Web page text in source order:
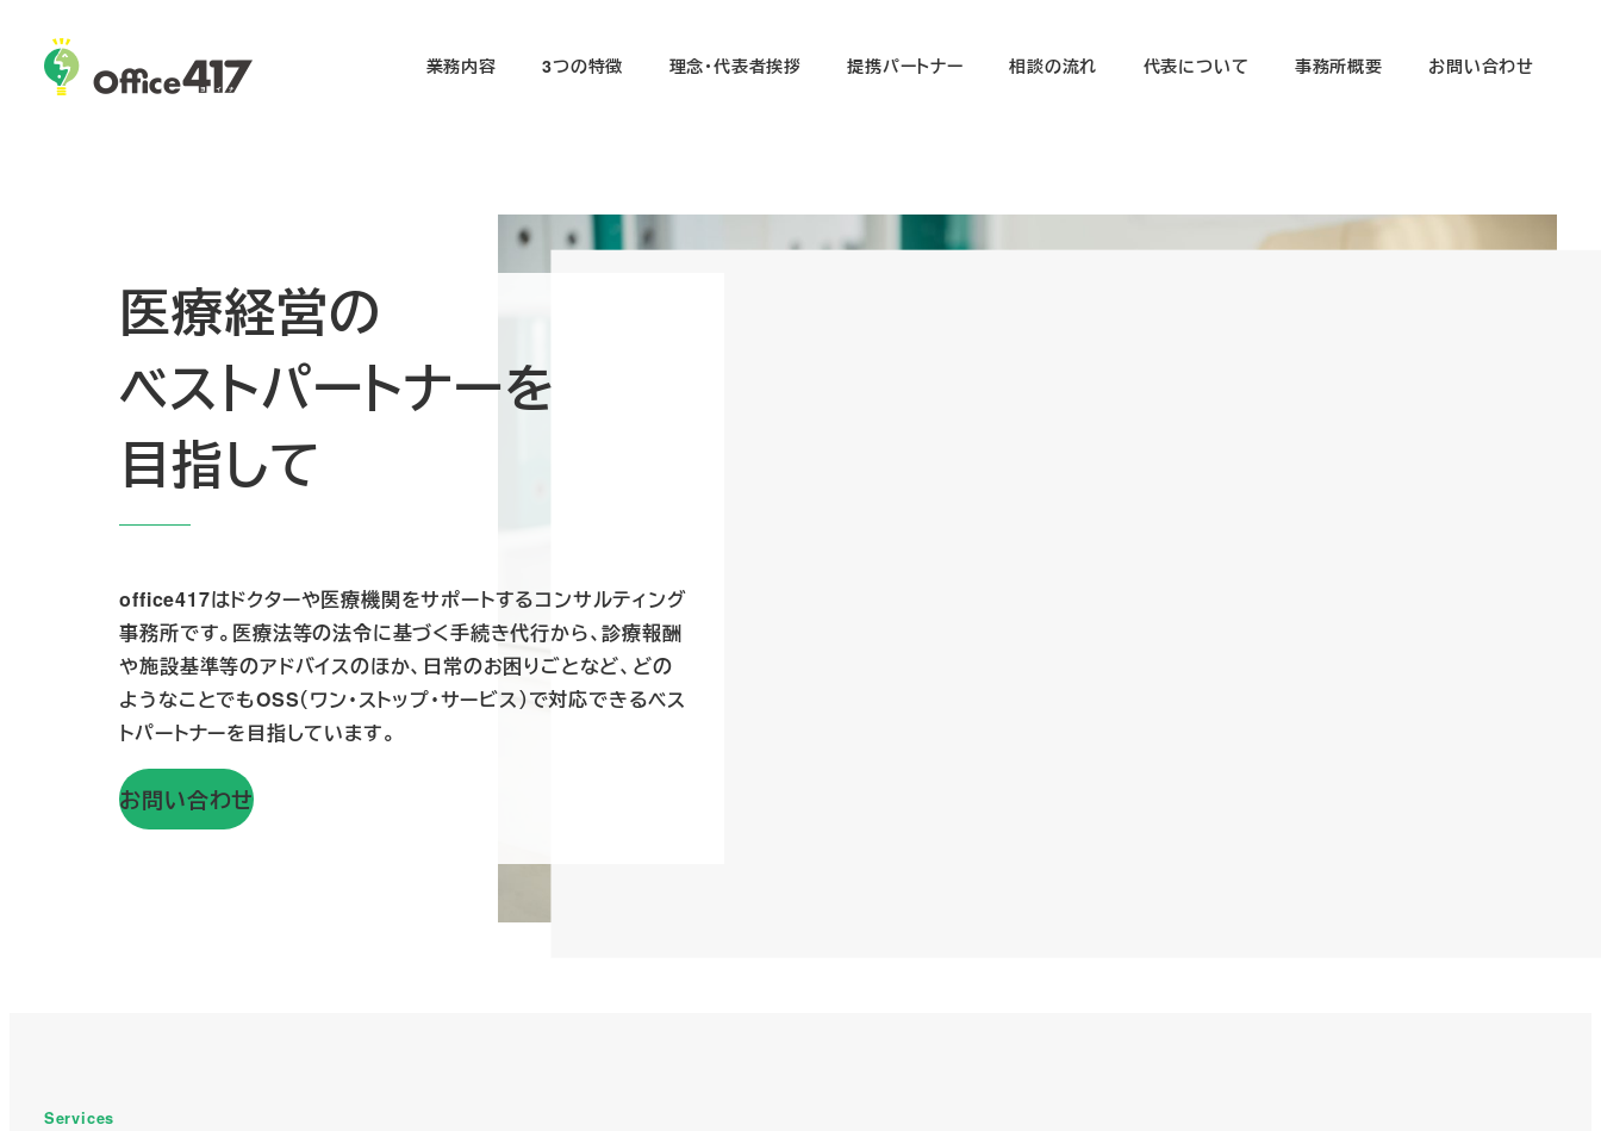
業務内容 3つの特徴 理念・代表者挨拶 提携パートナー 相談の流れ 代表について 事務所概要 お問い合わせ
医療経営の
ベストパートナーを
目指して
office417はドクターや医療機関をサポートするコンサルティング
事務所です。医療法等の法令に基づく手続き代行から、診療報酬
や施設基準等のアドバイスのほか、日常のお困りごとなど、どの
ようなことでもOSS（ワン・ストップ・サービス）で対応できるベス
トパートナーを目指しています。
お問い合わせ
Services